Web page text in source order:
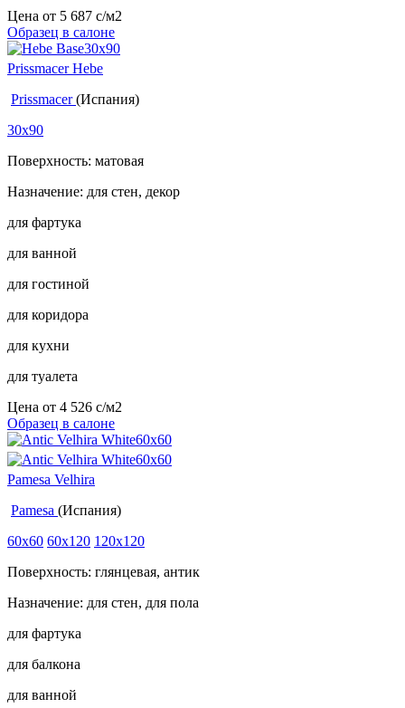
Цена от 5 687 c/м2
Образец в салоне
Prissmacer Hebe
Prissmacer(Испания)
30x90
Поверхность: матовая
Назначение: для стен, декор
для фартука
для ванной
для гостиной
для коридора
для кухни
для туалета
Цена от 4 526 c/м2
Образец в салоне
Pamesa Velhira
Pamesa (Испания)
60x60 60x120 120x120
Поверхность: глянцевая, антик
Назначение: для стен, для пола
для фартука
для балкона
для ванной